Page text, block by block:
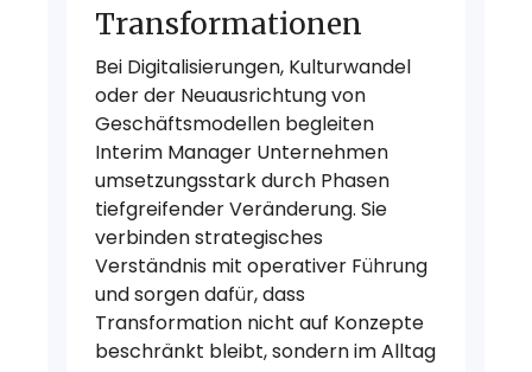
Transformationen
Bei Digitalisierungen, Kulturwandel
oder der Neuausrichtung von
Geschäftsmodellen begleiten
Interim Manager Unternehmen
umsetzungsstark durch Phasen
tiefgreifender Veränderung. Sie
verbinden strategisches
Verständnis mit operativer Führung
und sorgen dafür, dass
Transformation nicht auf Konzepte
beschränkt bleibt, sondern im Alltag